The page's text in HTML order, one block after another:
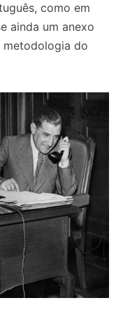
como em
ainda um anexo
metodologia do